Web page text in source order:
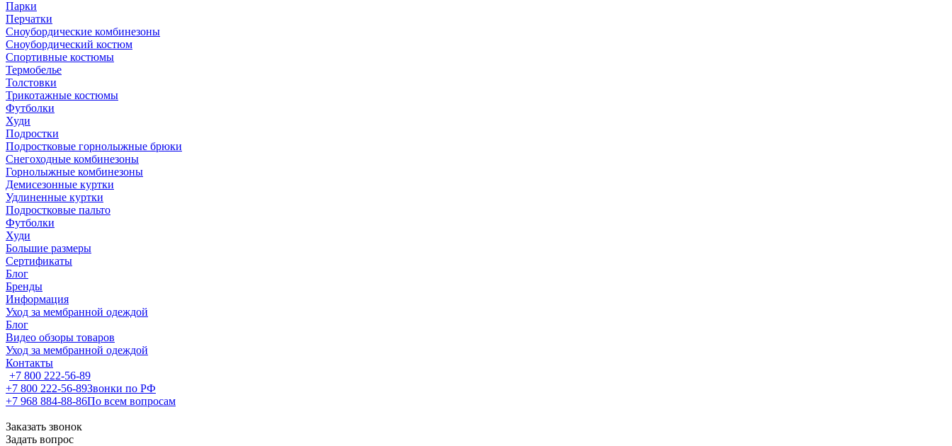
Парки
Перчатки
Сноубордические комбинезоны
Сноубордический костюм
Спортивные костюмы
Термобелье
Толстовки
Трикотажные костюмы
Футболки
Худи
Подростки
Подростковые горнолыжные брюки
Снегоходные комбинезоны
Горнолыжные комбинезоны
Демисезонные куртки
Удлиненные куртки
Подростковые пальто
Футболки
Худи
Большие размеры
Сертификаты
Блог
Бренды
Информация
Уход за мембранной одеждой
Блог
Видео обзоры товаров
Уход за мембранной одеждой
Контакты
+7 800 222-56-89
+7 800 222-56-89Звонки по РФ
+7 968 884-88-86По всем вопросам
Заказать звонок
Задать вопрос